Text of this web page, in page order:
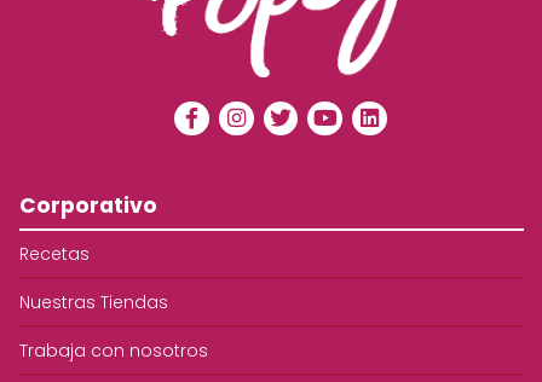
Corporativo
Recetas
Nuestras Tiendas
Trabaja con nosotros